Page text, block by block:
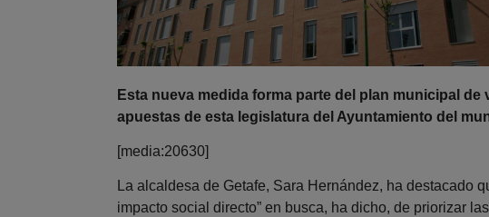
Esta nueva medida forma parte del plan municipal
apuestas de esta legislatura del Ayuntamiento del
[media:20630]
La alcaldesa de Getafe, Sara Hernández, ha destacado
impacto social directo” en busca, ha dicho, de priorizar